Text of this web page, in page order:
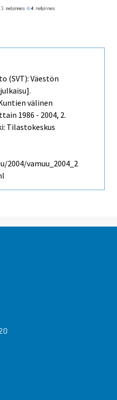
(SVT): Väestön
välinen
1986 - 2004, 2.
Tilastokeskus
vamuu_2004_2